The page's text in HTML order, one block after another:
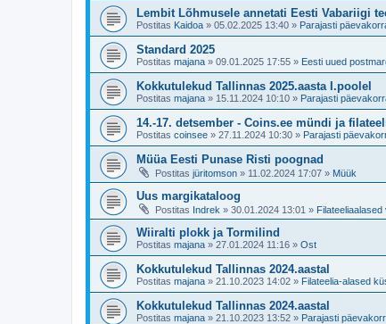
Lembit Lõhmusele annetati Eesti Vabariigi
Postitas Kaidoa » 05.02.2025 13:40 » Parajasti
Standard 2025
Postitas majana » 09.01.2025 17:55 » Eesti uued
Kokkutulekud Tallinnas 2025.aasta I.poolel
Postitas majana » 15.11.2024 10:10 » Parajasti
14.-17. detsember - Coins.ee mündi ja
Postitas coinsee » 27.11.2024 10:30 » Parajasti
Müüa Eesti Punase Risti poognad
Postitas jüritomson » 11.02.2024 17:07 » Müük
Uus margikataloog
Postitas Indrek » 30.01.2024 13:01 » Filateeliaalased
Wiiralti plokk ja Tormilind
Postitas majana » 27.01.2024 11:16 » Ost
Kokkutulekud Tallinnas 2024.aastal
Postitas majana » 21.10.2023 14:02 » Filateelia-alased
Kokkutulekud Tallinnas 2024.aastal
Postitas majana » 21.10.2023 13:52 » Parajasti